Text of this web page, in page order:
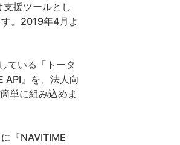
援ツールとし
。2019年4月よ
ている「トータ
API』を、法人向
単に組み込めま
『NAVITIME